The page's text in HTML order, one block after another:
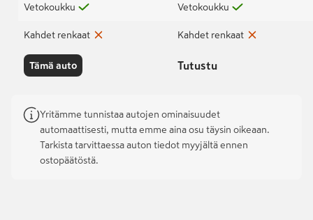
Vetokoukku
Kahdet renkaat
Tämä auto
Vetokoukku
Kahdet renkaat
Tutustu
Yritämme tunnistaa autojen ominaisuudet
automaattisesti, mutta emme aina osu täysin oikeaan.
Tarkista tarvittaessa auton tiedot myyjältä ennen
ostopäätöstä.